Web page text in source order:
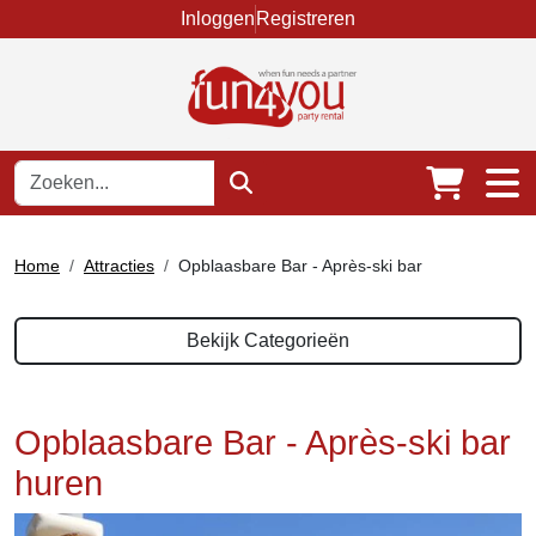
Inloggen Registreren
Home Attracties Opblaasbare Bar - Après-ski bar
Bekijk Categorieën
Opblaasbare Bar - Après-ski bar
huren